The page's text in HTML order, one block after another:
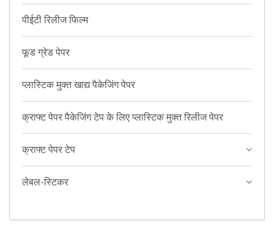
पीईटी रिलीज फिल्म
फूड ग्रेड पेपर
प्लास्टिक मुक्त खाद्य पैकेजिंग पेपर
क्राफ्ट पेपर पैकेजिंग टेप के लिए प्लास्टिक मुक्त रिलीज पेपर
क्राफ्ट पेपर टेप
लेबल-स्टिकर